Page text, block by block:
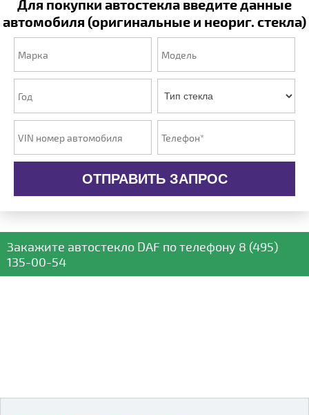
Для покупки автостекла введите данные
автомобиля (оригинальные и неориг. стекла)
ОТПРАВИТЬ ЗАПРОС
Закажите автостекло DAF по телефону 8 (495)
135-00-54